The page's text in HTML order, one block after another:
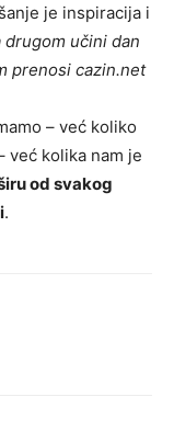
je inspiracija i
drugom učini dan
prenosi cazin.net
– već koliko
već kolika nam je
od svakog
.